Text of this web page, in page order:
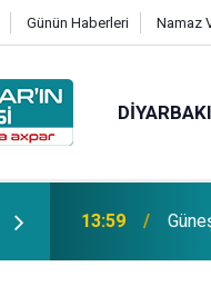
Günün Haberleri Namaz
11:30